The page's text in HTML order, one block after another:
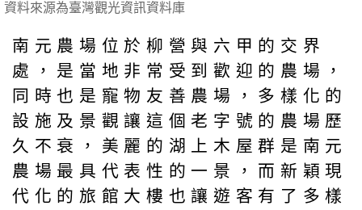
資料來源為臺灣觀光資訊資料庫
南元農場位於柳營與六甲的交界
處，是當地非常受到歡迎的農場，
同時也是寵物友善農場，多樣化的
設施及景觀讓這個老字號的農場歷
久不衰，美麗的湖上木屋群是南元
農場最具代表性的一景，而新穎現
代化的旅館大樓也讓遊客有了多樣